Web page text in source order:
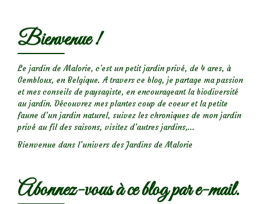
Bienvenue !
Le jardin de Malorie, c'est un petit jardin privé, de 4 ares, à
Gembloux, en Belgique. A travers ce blog, je partage ma passion
et mes conseils de paysagiste, en encourageant la biodiversité
au jardin. Découvrez mes plantes coup de coeur et la petite
faune d’un jardin naturel, suivez les chroniques de mon jardin
privé au fil des saisons, visitez d’autres jardins,...
Bienvenue dans l’univers des Jardins de Malorie
Abonnez-vous à ce blog par e-mail.